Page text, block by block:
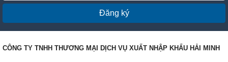
Đăng ký
CÔNG TY TNHH THƯƠNG MẠI DỊCH VỤ XUẤT NHẬP KHẨU HẢI MINH